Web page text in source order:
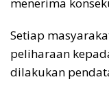
Setiap
peliharaan
dilakukan